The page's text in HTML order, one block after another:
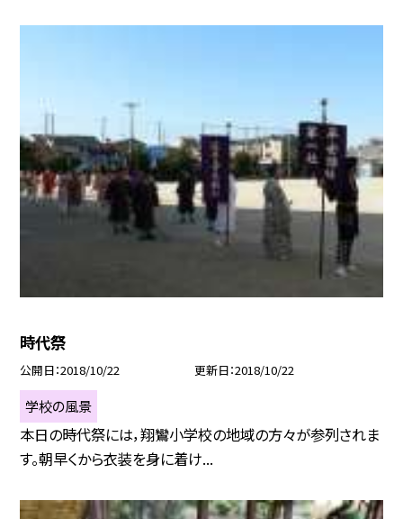
時代祭
公開日 2018/10/22 更新日 2018/10/22
学校の風景
本日の時代祭には，翔鸞小学校の地域の方々が参列されま
す。朝早くから衣装を身に着け...